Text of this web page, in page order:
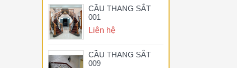
CẦU THANG SẮT
001
Liên hệ
CẦU THANG SẮT
009